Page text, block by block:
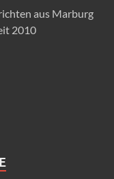
aus Marburg
2010